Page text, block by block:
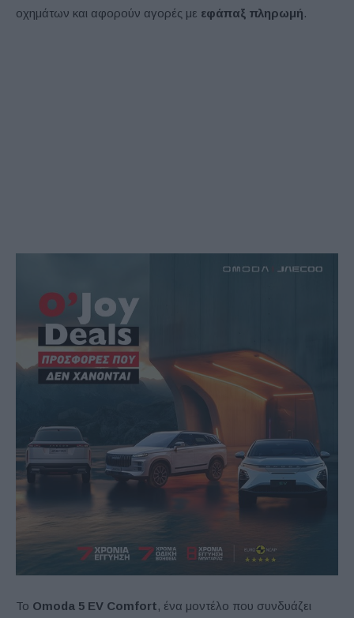
οχημάτων και αφορούν αγορές με εφάπαξ πληρωμή.
Το Omoda 5 EV Comfort, ένα μοντέλο που συνδυάζει